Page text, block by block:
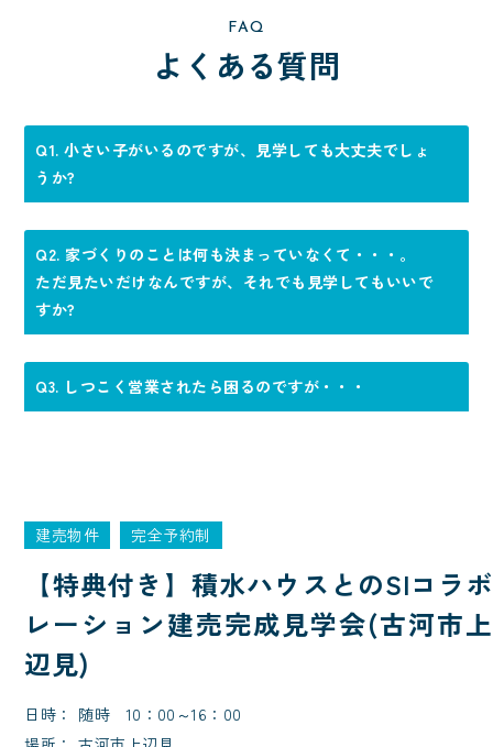
FAQ
よくある質問
Q1. 小さい子がいるのですが、見学しても大丈夫でしょ
うか?
Q2. 家づくりのことは何も決まっていなくて・・・。
ただ見たいだけなんですが、それでも見学してもいいで
すか?
Q3. しつこく営業されたら困るのですが・・・
建売物件 完全予約制
【特典付き】積水ハウスとのSIコラボ
レーション建売完成見学会(古河市上
辺見)
日時
随時 10：00～16：00